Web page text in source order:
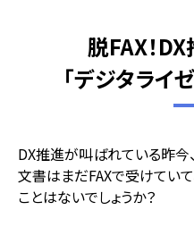
脱FAX！
「デジタライ
DX推進が叫ばれている昨今
文書はまだFAXで受けていて
ことはないでしょうか？